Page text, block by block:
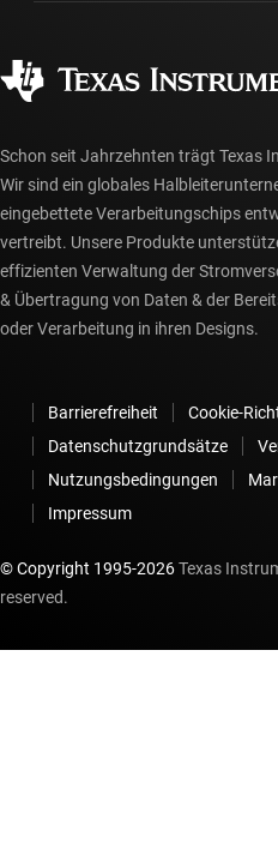
myTI-Konto FAQs
Häufig gestellte Fragen zu
Schon seit Jahrzehnten trägt Texas
Wir sind ein globales
eingebettete Verarbeitungschips
vertreibt. Unsere Produkte
effizienten Verwaltung der
& Übertragung von Daten & der
oder Verarbeitung in ihren Designs.
Barrierefreiheit
Cookie-
Datenschutzgrundsätze
Nutzungsbedingungen
Impressum
© Copyright 1995-2026Texas
reserved.